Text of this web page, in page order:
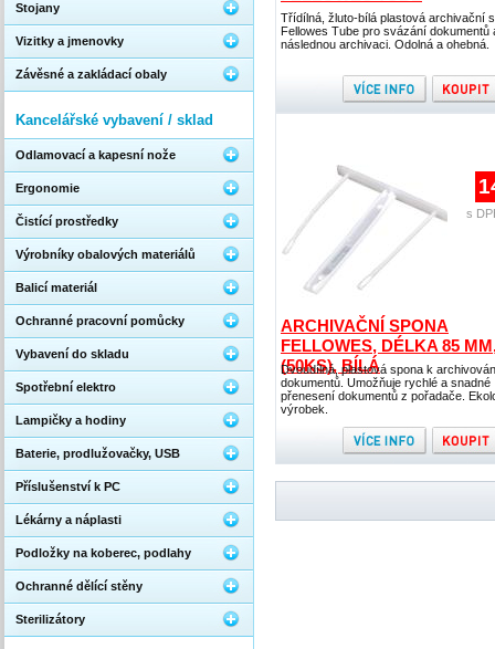
Třídílná, žluto-bílá plastová archivační
Fellowes Tube pro svázání dokumentů
následnou archivaci. Odolná a ohebná.
ARCHIVAČNÍ SPONA
FELLOWES, DÉLKA 85
(50KS), BÍLÁ
Dvoudílná, plastová spona k
dokumentů. Umožňuje rychlé a snadné
přenesení dokumentů z pořadače.
výrobek.
s
Stojany
Vizitky a jmenovky
Závěsné a zakládací obaly
Kancelářské vybavení / sklad
Odlamovací a kapesní nože
Ergonomie
Čistící prostředky
Výrobníky obalových materiálů
Balicí materiál
Ochranné pracovní pomůcky
Vybavení do skladu
Spotřební elektro
Lampičky a hodiny
Baterie, prodlužovačky, USB
Příslušenství k PC
Lékárny a náplasti
Podložky na koberec, podlahy
Ochranné dělící stěny
Sterilizátory